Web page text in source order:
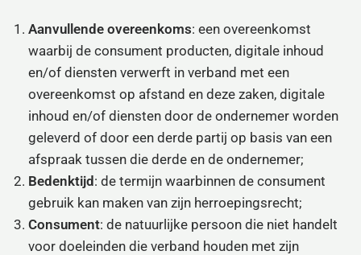
Aanvullende overeenkoms: een overeenkomst
waarbij de consument producten, digitale inhoud
en/of diensten verwerft in verband met een
overeenkomst op afstand en deze zaken, digitale
inhoud en/of diensten door de ondernemer worden
geleverd of door een derde partij op basis van een
afspraak tussen die derde en de ondernemer;
Bedenktijd : de termijn waarbinnen de consument
gebruik kan maken van zijn herroepingsrecht;
Consument: de natuurlijke persoon die niet handelt
voor doeleinden die verband houden met zijn